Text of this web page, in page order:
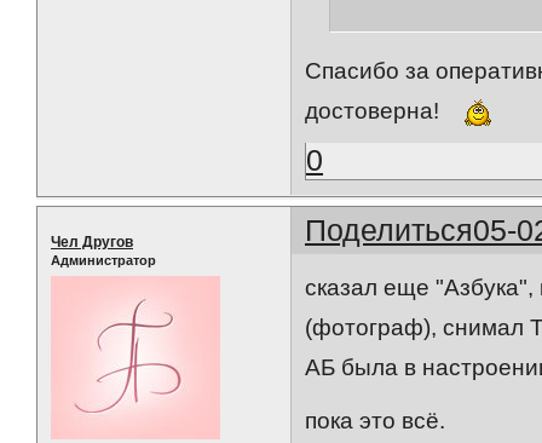
Спасибо за
достоверна!
0
Поделиться05-
Чел Другов
Администратор
сказал еще
(фотограф), снимал
АБ была в
пока это всё.